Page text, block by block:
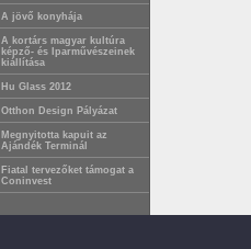
A jövő konyhája
A kortárs magyar kultúra
képző- és Iparművészeinek
kiállítása
Hu Glass 2012
Otthon Design Pályázat
Megnyitotta kapuit az
Ajándék Terminál
Fiatal tervezőket támogat a
Coninvest